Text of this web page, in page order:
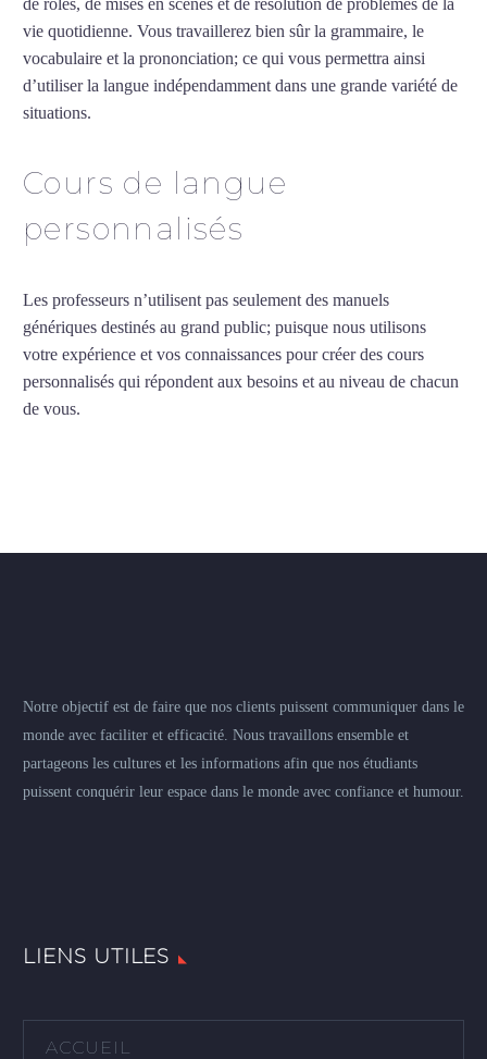
vie quotidienne. Vous travaillerez bien sûr la grammaire, le
vocabulaire et la prononciation; ce qui vous permettra ainsi
d’utiliser la langue indépendamment dans une grande variété de
situations.
Cours de langue
personnalisés
Les professeurs n’utilisent pas seulement des manuels
génériques destinés au grand public; puisque nous utilisons
votre expérience et vos connaissances pour créer des cours
personnalisés qui répondent aux besoins et au niveau de chacun
de vous.
Notre objectif est de faire que nos clients puissent communiquer dans le
monde avec faciliter et efficacité. Nous travaillons ensemble et
partageons les cultures et les informations afin que nos étudiants
puissent conquérir leur espace dans le monde avec confiance et humour.
LIENS UTILES
ACCUEIL